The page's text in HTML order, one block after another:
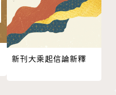
心的人
新刊大乘起信論新釋